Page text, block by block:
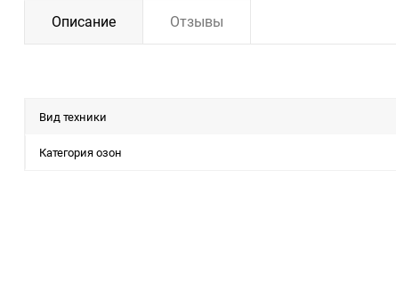
Описание Отзывы
Вид техники
Категория озон